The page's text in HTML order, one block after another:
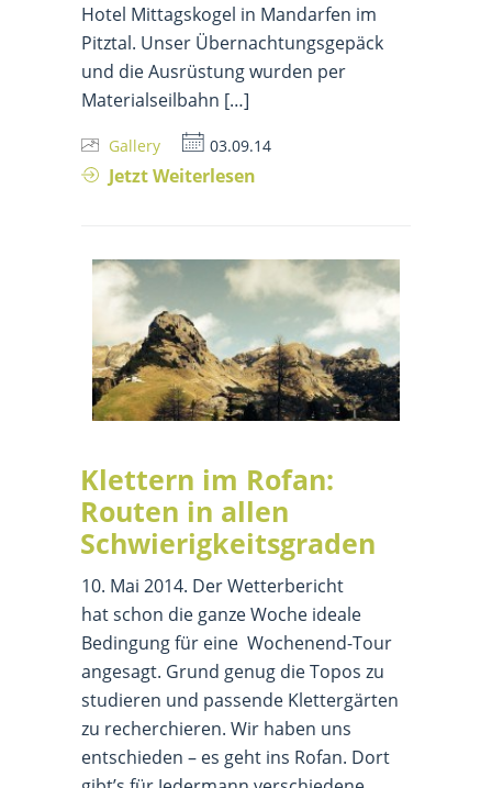
Hotel Mittagskogel in Mandarfen im
Pitztal. Unser Übernachtungsgepäck
und die Ausrüstung wurden per
Materialseilbahn […]
Gallery 03.09.14
Jetzt Weiterlesen
Klettern im Rofan:
Routen in allen
Schwierigkeitsgraden
10. Mai 2014. Der Wetterbericht
hat schon die ganze Woche ideale
Bedingung für eine Wochenend-Tour
angesagt. Grund genug die Topos zu
studieren und passende Klettergärten
zu recherchieren. Wir haben uns
entschieden – es geht ins Rofan. Dort